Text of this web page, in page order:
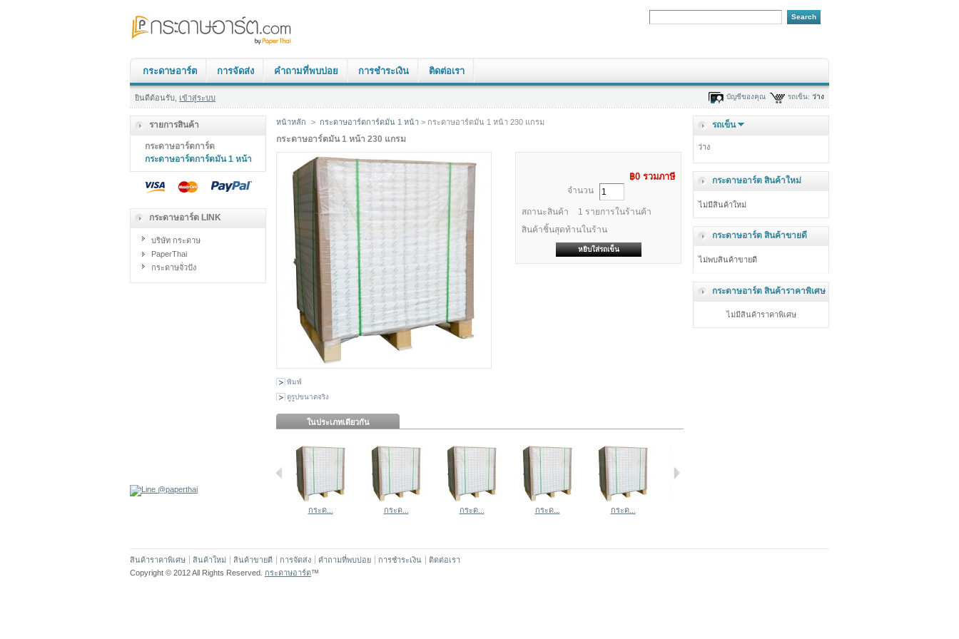
กระดาษอาร์ต การจัดส่ง คำถามที่พบบ่อย การชำระเงิน ติดต่อเรา
ยินดีต้อนรับ, เข้าสู่ระบบ รถเข็น: ว่าง
บัญชีของคุณ
รายการสินค้า
กระดาษอาร์ตการ์ด
กระดาษอาร์ตการ์ดมัน 1 หน้า
กระดาษอาร์ต LINK
บริษัท กระดาษ
PaperThai
กระดาษจั่วปัง
หน้าหลัก > กระดาษอาร์ตการ์ดมัน 1 หน้า > กระดาษอาร์ตมัน 1 หน้า 230 แกรม
กระดาษอาร์ตมัน 1 หน้า 230 แกรม
พิมพ์
ดูรูปขนาดจริง
฿0รวมภาษี
จำนวน
สถานะสินค้า 1 รายการในร้านค้า
สินค้าชิ้นสุดท้านในร้าน
ในประเภทเดียวกัน
กระด... กระด... กระด... กระด... กระด...
รถเข็น
ว่าง
กระดาษอาร์ต สินค้าใหม่
ไม่มีสินค้าใหม่
กระดาษอาร์ต สินค้าขายดี
ไม่พบสินค้าขายดี
กระดาษอาร์ต สินค้าราคาพิเศษ
ไม่มีสินค้าราคาพิเศษ
สินค้าราคาพิเศษ สินค้าใหม่ สินค้าขายดี การจัดส่ง คำถามที่พบบ่อย การชำระเงิน
ติดต่อเรา
Copyright © 2012 All Rights Reserved. กระดาษอาร์ต™